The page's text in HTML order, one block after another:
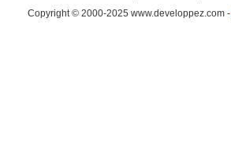
Copyright © 2000-2025 www.developpez.com -